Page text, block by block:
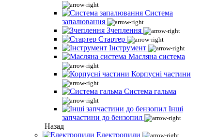
Система
запалювання
Зчеплення
Стартер
Інструмент
Масляна система
Корпусні частини
Система гальма
Інші
запчастини до бензопил
Назад
Електропили